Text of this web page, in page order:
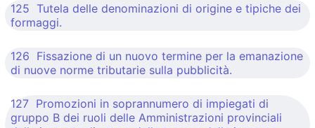
125 Tutela delle denominazioni di origine e tipiche dei
formaggi.
126 Fissazione di un nuovo termine per la emanazione
di nuove norme tributarie sulla pubblicità.
127 Promozioni in soprannumero di impiegati di
gruppo B dei ruoli delle Amministrazioni provinciali